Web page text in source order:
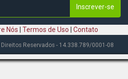
Inscrever-se
Nós Termos de Uso Contato
Reservados - 14.338.789/0001-08